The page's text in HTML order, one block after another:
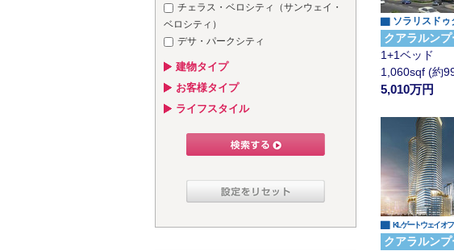
チェラス・ベロシティ（サンウェイ・
ベロシティ）
デサ・パークシティ
建物タイプ
お客様タイプ
ライフスタイル
▇ ソラリスドゥ
クアラルン
1+1ベッド
1,060sqf (約
5,010万円
▇ KL ゲートウェイ オ
クアラルン